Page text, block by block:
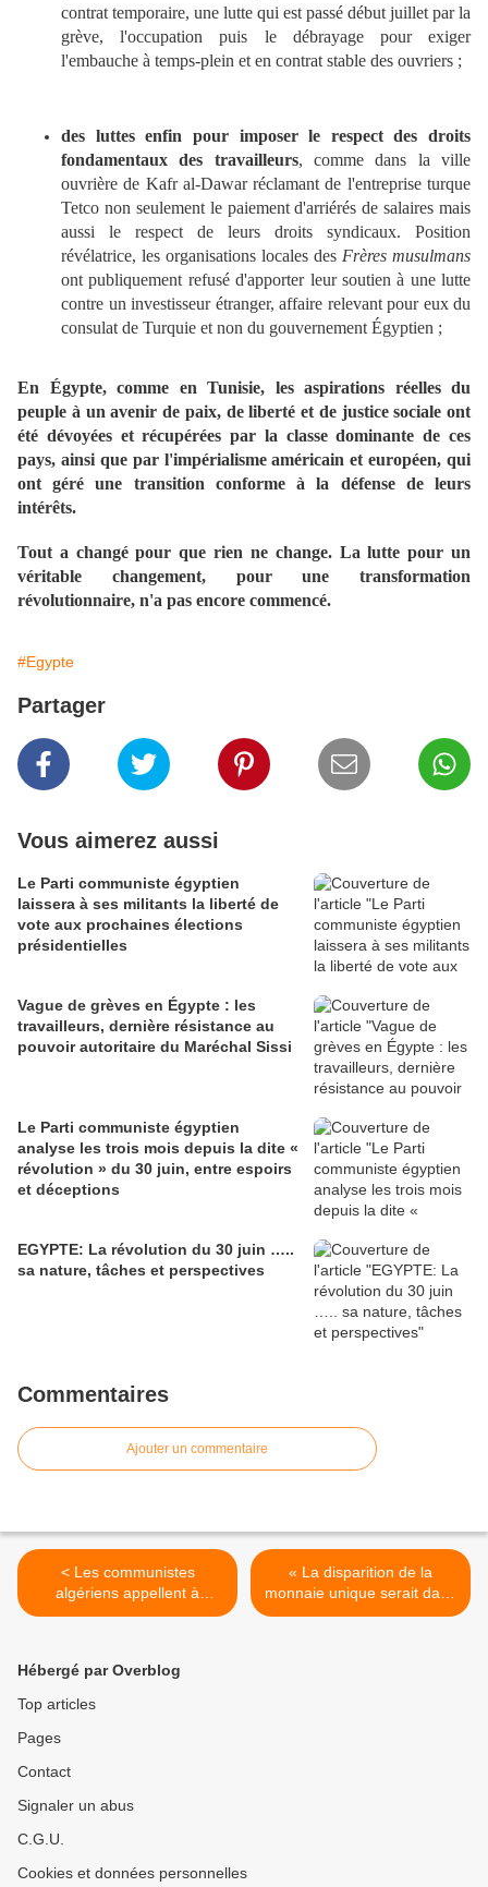
contrat temporaire, une lutte qui est passé début juillet par la
grève, l'occupation puis le débrayage pour exiger
l'embauche à temps-plein et en contrat stable des ouvriers ;
des luttes enfin pour imposer le respect des droits
fondamentaux des travailleurs, comme dans la ville
ouvrière de Kafr al-Dawar réclamant de l'entreprise turque
Tetco non seulement le paiement d'arriérés de salaires mais
aussi le respect de leurs droits syndicaux. Position
révélatrice, les organisations locales des Frères musulmans
ont publiquement refusé d'apporter leur soutien à une lutte
contre un investisseur étranger, affaire relevant pour eux du
consulat de Turquie et non du gouvernement Égyptien ;
En Égypte, comme en Tunisie, les aspirations réelles du
peuple à un avenir de paix, de liberté et de justice sociale ont
été dévoyées et récupérées par la classe dominante de ces
pays, ainsi que par l'impérialisme américain et européen, qui
ont géré une transition conforme à la défense de leurs
intérêts.
Tout a changé pour que rien ne change. La lutte pour un
véritable changement, pour une transformation
révolutionnaire, n'a pas encore commencé.
#Egypte
Partager
Vous aimerez aussi
Le Parti communiste égyptien
laissera à ses militants la liberté de
vote aux prochaines élections
présidentielles
Vague de grèves en Égypte : les
travailleurs, dernière résistance au
pouvoir autoritaire du Maréchal Sissi
Le Parti communiste égyptien
analyse les trois mois depuis la dite «
révolution » du 30 juin, entre espoirs
et déceptions
EGYPTE: La révolution du 30 juin …..
sa nature, tâches et perspectives
Commentaires
Ajouter un commentaire
< Les communistes
algériens appellent à
condamner les agissements
« La disparition de la
monnaie unique serait dans
les intérêts de tout le
Hébergé par Overblog
Top articles
Pages
Contact
Signaler un abus
C.G.U.
Cookies et données personnelles